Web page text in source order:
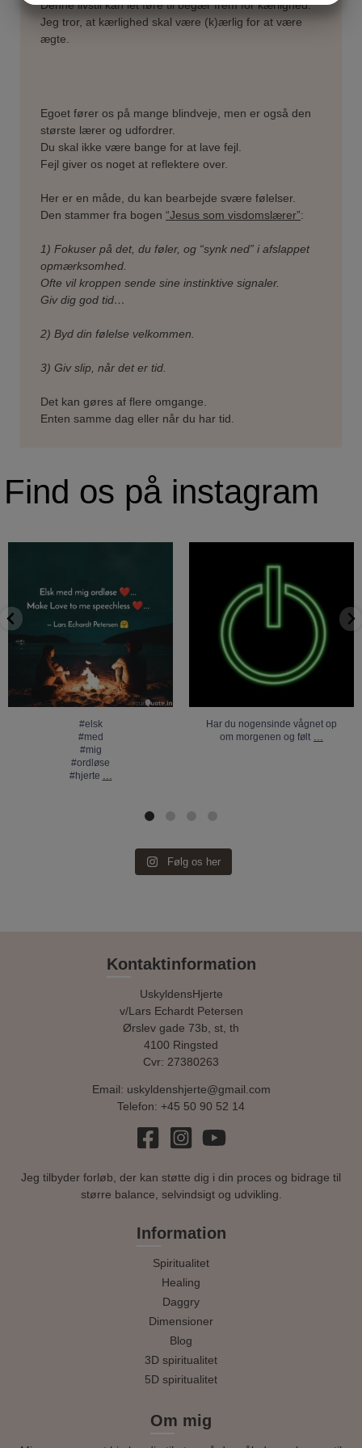
Denne livstil kan let føre til begær frem for kærlighed.
Jeg tror, at kærlighed skal være (k)ærlig for at være
ægte.
Egoet fører os på mange blindveje, men er også den
største lærer og udfordrer.
Du skal ikke være bange for at lave fejl.
Fejl giver os noget at reflektere over.
Her er en måde, du kan bearbejde svære følelser.
Den stammer fra bogen “Jesus som visdomslærer”:
1) Fokuser på det, du føler, og “synk ned” i afslappet
opmærksomhed.
Ofte vil kroppen sende sine instinktive signaler.
Giv dig god tid…
2) Byd din følelse velkommen.
3) Giv slip, når det er tid.
Det kan gøres af flere omgange.
Enten samme dag eller når du har tid.
Find os på instagram
#ordløse
#hjerte...
#elsk
#med
#mig
#ordløse
#hjerte ...
om morgenen og følt
Har du nogensinde vågnet op
om morgenen og følt ...
Følg os her
Kontaktinformation
UskyldensHjerte
v/Lars Echardt Petersen
Ørslev gade 73b, st, th
4100 Ringsted
Cvr: 27380263
Email: uskyldenshjerte@gmail.com
Telefon: +45 50 90 52 14
Jeg tilbyder forløb, der kan støtte dig i din proces og bidrage til
større balance, selvindsigt og udvikling.
Information
Spiritualitet
Healing
Daggry
Dimensioner
Blog
3D spiritualitet
5D spiritualitet
Om mig
MARKETING STATISTIK